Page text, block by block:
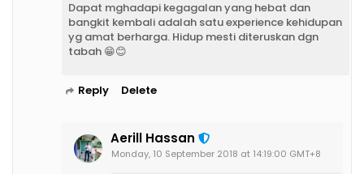
Dapat mghadapi kegagalan yang hebat dan
bangkit kembali adalah satu experience kehidupan
yg amat berharga. Hidup mesti diteruskan dgn
tabah 😁😊
Reply Delete
Aerill Hassan
Monday, 10 September 2018 at 14:19:00 GMT+8